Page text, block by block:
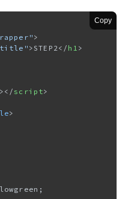
Copy
>
>STEP2</ h1 >
> </ script>
>